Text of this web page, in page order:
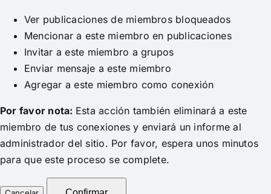
Ver publicaciones de miembros bloqueados
Mencionar a este miembro en publicaciones
Invitar a este miembro a grupos
Enviar mensaje a este miembro
Agregar a este miembro como conexión
Por favor nota: Esta acción también eliminará a este
miembro de tus conexiones y enviará un informe al
administrador del sitio. Por favor, espera unos minutos
para que este proceso se complete.